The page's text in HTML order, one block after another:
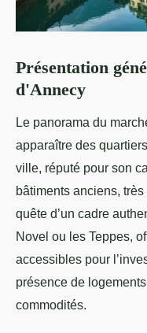
Présentation
d'Annecy
Le panorama du
apparaître des
ville, réputé pour son
bâtiments anciens,
quête d’un cadre
Novel ou les Teppes,
accessibles pour
présence de
commodités.